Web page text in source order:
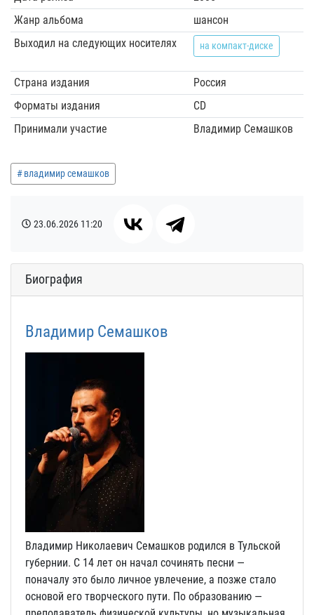
Жанр альбома
шансон
Выходил на следующих носителях
на компакт-диске
Страна издания
Россия
Форматы издания
CD
Принимали участие
Владимир Семашков
владимир семашков
23.06.2026 11:20
Биография
Владимир Семашков
Владимир Николаевич Семашков родился в Тульской
губернии. С 14 лет он начал сочинять песни —
поначалу это было личное увлечение, а позже стало
основой его творческого пути. По образованию —